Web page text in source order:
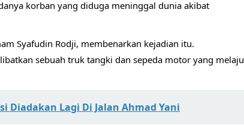
korban yang diduga meninggal dunia akibat
Syafudin Rodji, membenarkan kejadian itu.
sebuah truk tangki dan sepeda motor yang melaju
Diadakan Lagi Di Jalan Ahmad Yani